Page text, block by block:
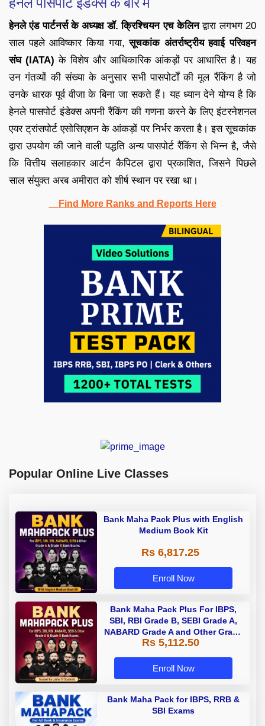
हेनले एंड पार्टनर्स के अध्यक्ष डॉ. क्रिश्चियन एच केलिनद्वारा लगभग 20
साल पहले आविष्कार किया गया,सूचकांक अंतर्राष्ट्रीय हवाई परिवहन
संघ (IATA) के विशेष और आधिकारिक आंकड़ों पर आधारित है। यह
उन गंतव्यों की संख्या के अनुसार सभी पासपोर्टों की मूल रैंकिंग है जो
उनके धारक पूर्व वीजा के बिना जा सकते हैं। यह ध्यान देने योग्य है कि
हेनले पासपोर्ट इंडेक्स अपनी रैंकिंग की गणना करने के लिए इंटरनेशनल
एयर ट्रांसपोर्ट एसोसिएशन के आंकड़ों पर निर्भर करता है। इस सूचकांक
द्वारा उपयोग की जाने वाली पद्धति अन्य पासपोर्ट रैंकिंग से भिन्न है, जैसे
कि वित्तीय सलाहकार आर्टन कैपिटल द्वारा प्रकाशित, जिसने पिछले
साल संयुक्त अरब अमीरात को शीर्ष स्थान पर रखा था।
Find More Ranks and Reports Here
Popular Online Live Classes
Bank Maha Pack Plus with English
Medium Book Kit
Rs 6,817.25
Enroll Now
Bank Maha Pack Plus For IBPS,
SBI, RBI Grade B, SEBI Grade A,
NABARD Grade A and Other Grade
A & Grade B Bank Exams
Rs 5,112.50
Enroll Now
Bank Maha Pack for IBPS, RRB &
SBI Exams